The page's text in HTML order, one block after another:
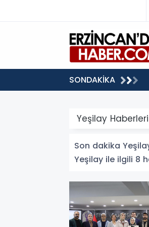
SONDAKİKA
Yeşilay Haberleri
Son dakika
Yeşilay ile ilgili 8